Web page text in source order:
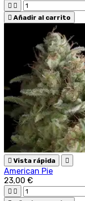
 
 Añadir al carrito
 Vista rápida 
American Pie
23,00 €
 